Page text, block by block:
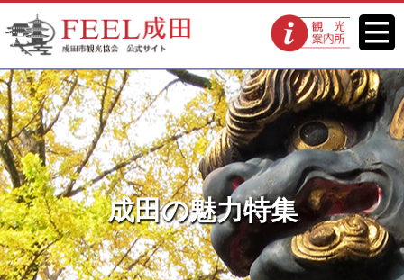
FEEL成田 成田市観光協会 公式
サイト
観光案内所
メニ
ュー
成田の魅力特集